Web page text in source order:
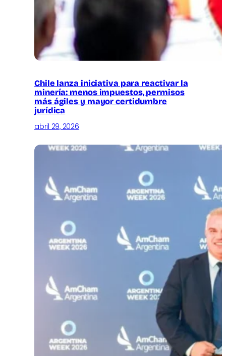
Chile lanza iniciativa para reactivar la
minería: menos impuestos, permisos
más ágiles y mayor certidumbre
jurídica
abril 29, 2026